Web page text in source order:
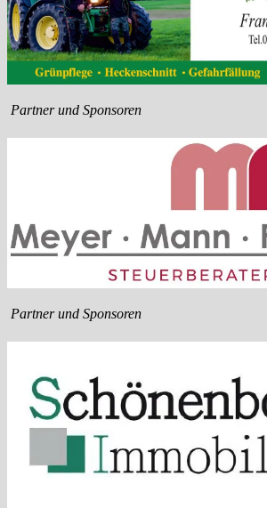
Partner und Sponsoren
Partner und Sponsoren